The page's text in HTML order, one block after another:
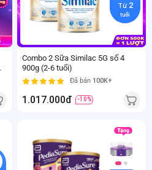
Từ 2
tuổi
Combo 2 Sữa Similac 5G số 4
900g (2-6 tuổi)
Đã bán 100K+
1.017.000đ -10%